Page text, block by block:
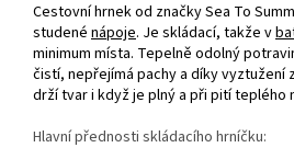
Cestovní hrnek od značky Sea To
studené nápoje. Je skládací, takže v
minimum místa. Tepelně odolný
čistí, nepřejímá pachy a díky vyztužení
drží tvar i když je plný a při pití teplého
Hlavní přednosti skládacího hrníčku: